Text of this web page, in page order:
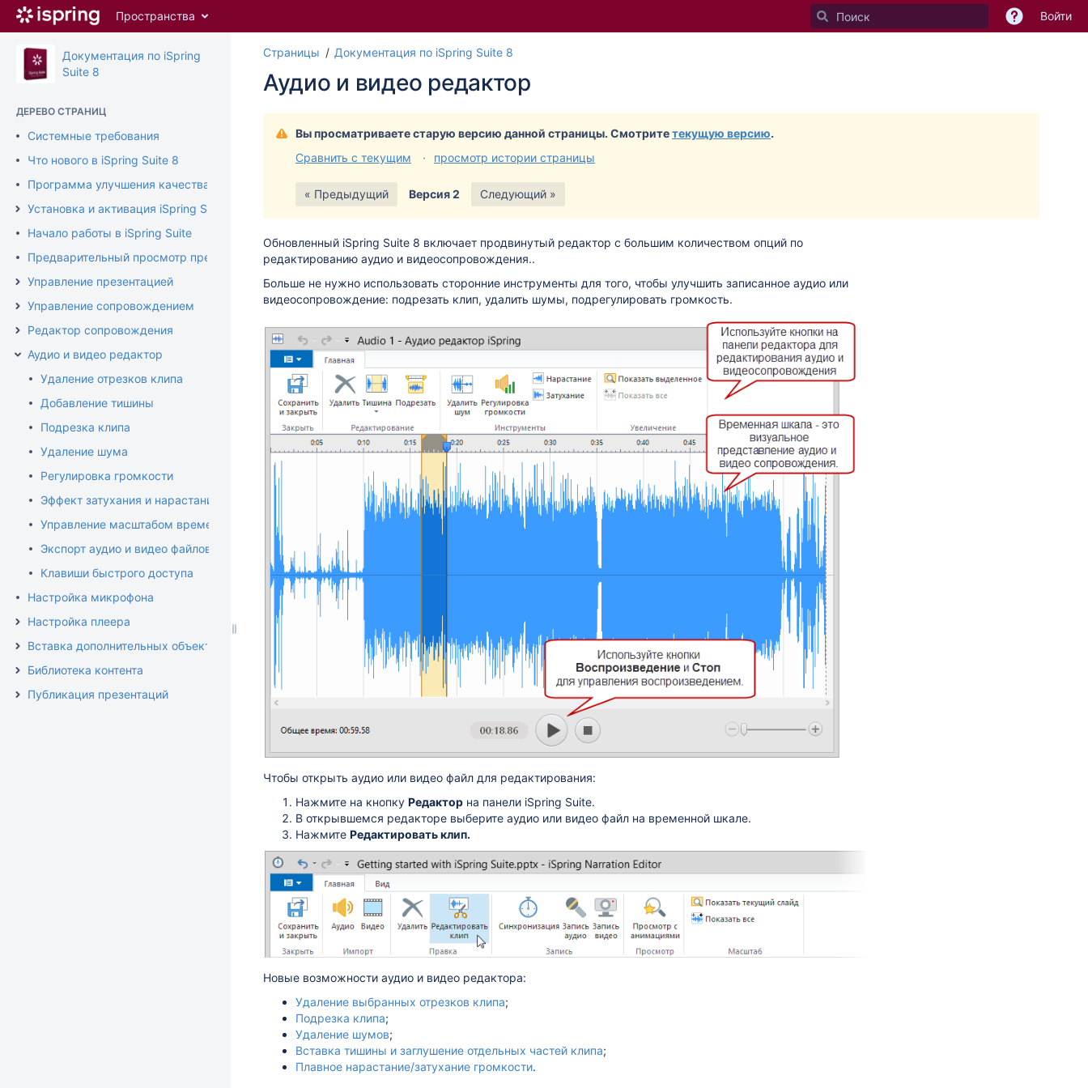
Перейти
содержимому
assistive.skiplink.to.breadcrumbs
assistive.skiplink.to.quick.search
Пространства Войти
Документация по iSpring
Suite 8
ДЕРЕВО СТРАНИЦ
Системные требования
Что нового в iSpring Suite 8
Программа улучшения качества продукта
Установка и активация iSpring Suite
Начало работы в iSpring Suite
Предварительный просмотр презентации
Управление презентацией
Управление сопровождением
Редактор сопровождения
Аудио и видео редактор
Удаление отрезков клипа
Добавление тишины
Подрезка клипа
Удаление шума
Регулировка громкости
Эффект затухания и нарастания громкости
Управление масштабом временной шкалы
Экспорт аудио и видео файлов
Клавиши быстрого доступа
Настройка микрофона
Настройка плеера
Вставка дополнительных объектов
Библиотека контента
Публикация презентаций
Страницы Документация по iSpring Suite 8
концу
баннера
началу
Аудио и видео редактор
Вы просматриваете старую версию данной страницы. Смотритетекущую версию.
Сравнить с текущим
просмотр истории страницы
« Предыдущий Версия 2 Следующий »
Обновленный iSpring Suite 8 включает продвинутый редактор с большим количеством опций по
редактированию аудио и видеосопровождения..
Больше не нужно использовать сторонние инструменты для того, чтобы улучшить записанное аудио или
видеосопровождение: подрезать клип, удалить шумы, подрегулировать громкость.
Чтобы открыть аудио или видео файл для редактирования:
Нажмите на кнопку Редактор на панели iSpring Suite.
В открывшемся редакторе выберите аудио или видео файл на временной шкале.
Нажмите Редактировать клип.
Новые возможности аудио и видео редактора:
Удаление выбранных отрезков клипа;
Подрезка клипа;
Удаление шумов;
Вставка тишины и заглушение отдельных частей клипа;
Плавное нарастание/затухание громкости.